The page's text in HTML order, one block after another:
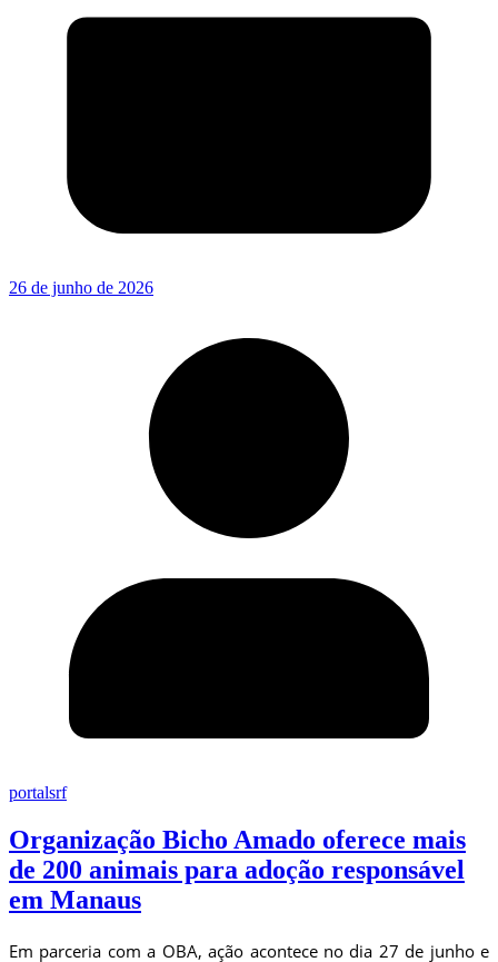
26 de junho de 2026
portalsrf
Organização Bicho Amado oferece mais
de 200 animais para adoção responsável
em Manaus
Em parceria com a OBA, ação acontece no dia 27 de junho e